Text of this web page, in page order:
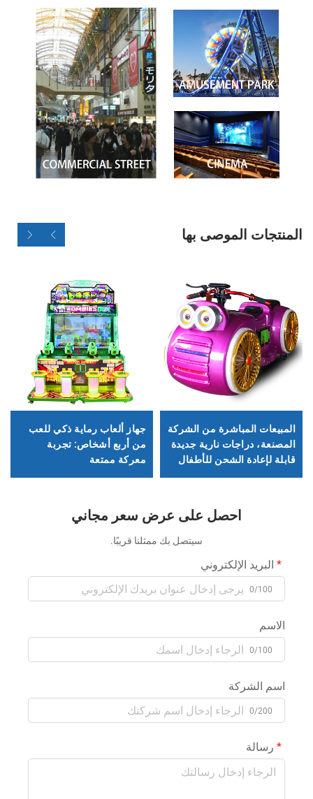
المنتجات الموصى بها
المبيعات المباشرة من الشركة
المصنعة، دراجات نارية جديدة
قابلة لإعادة الشحن للأطفال
لمتنزهات الترفيه، دراجات
جهاز ألعاب رماية ذكي للعب
من أربع أشخاص: تجربة
معركة ممتعة
احصل على عرض سعر مجاني
سيتصل بك ممثلنا قريبًا.
البريد الإلكتروني
0/100
الاسم
0/100
اسم الشركة
0/200
رسالة